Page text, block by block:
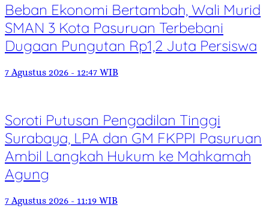
Beban Ekonomi Bertambah, Wali Murid
SMAN 3 Kota Pasuruan Terbebani
Dugaan Pungutan Rp1,2 Juta Persiswa
7 Agustus 2026 - 12:47 WIB
Soroti Putusan Pengadilan Tinggi
Surabaya, LPA dan GM FKPPI Pasuruan
Ambil Langkah Hukum ke Mahkamah
Agung
7 Agustus 2026 - 11:19 WIB